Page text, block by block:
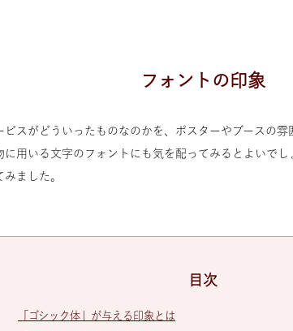
フォントの印象
スがどういったものなのかを、ポスターやブースの雰
用いる文字のフォントにも気を配ってみるとよいで
ました。
目次
「ゴシック体」が与える印象とは